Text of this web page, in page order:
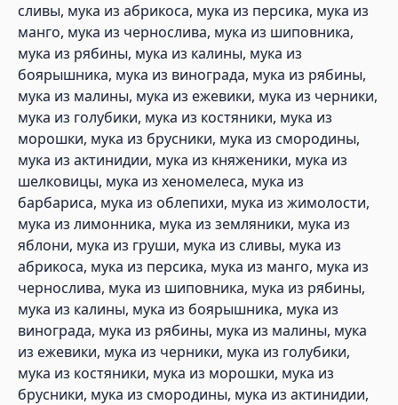
сливы, мука из абрикоса, мука из персика, мука из
манго, мука из чернослива, мука из шиповника,
мука из рябины, мука из калины, мука из
боярышника, мука из винограда, мука из рябины,
мука из малины, мука из ежевики, мука из черники,
мука из голубики, мука из костяники, мука из
морошки, мука из брусники, мука из смородины,
мука из актинидии, мука из княженики, мука из
шелковицы, мука из хеномелеса, мука из
барбариса, мука из облепихи, мука из жимолости,
мука из лимонника, мука из земляники, мука из
яблони, мука из груши, мука из сливы, мука из
абрикоса, мука из персика, мука из манго, мука из
чернослива, мука из шиповника, мука из рябины,
мука из калины, мука из боярышника, мука из
винограда, мука из рябины, мука из малины, мука
из ежевики, мука из черники, мука из голубики,
мука из костяники, мука из морошки, мука из
брусники, мука из смородины, мука из актинидии,